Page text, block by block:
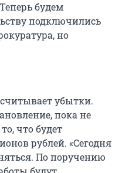
будем
подключились
но
убытки.
пока не
что будет
рублей. «Сегодня
По поручению